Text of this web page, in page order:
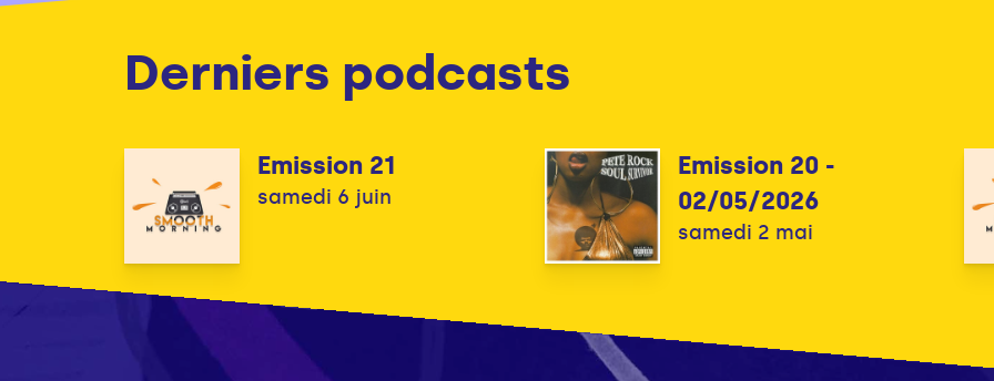
Derniers podcasts
Emission 21
samedi 6 juin
Emission 20 -
02/05/2026
samedi 2 mai